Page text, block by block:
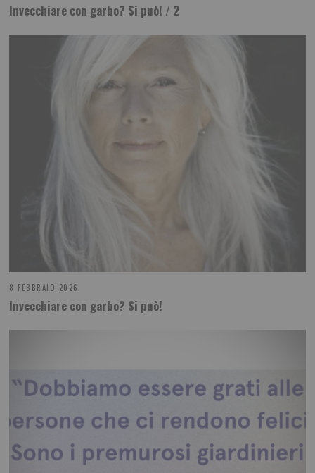
Invecchiare con garbo? Si può! / 2
8 FEBBRAIO 2026
Invecchiare con garbo? Si può!